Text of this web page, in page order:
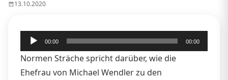
13.10.2020
Audio-
Player
00:00 00:00
Normen Sträche spricht darüber, wie die
Ehefrau von Michael Wendler zu den